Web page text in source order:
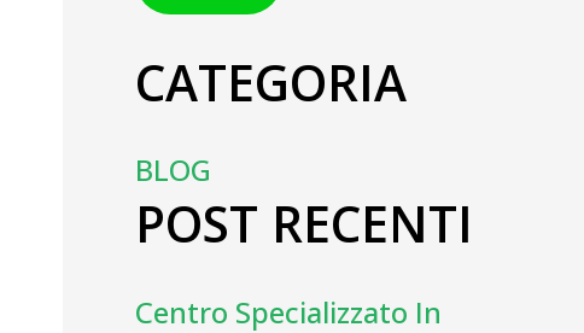
CATEGORIA
BLOG
POST RECENTI
Centro Specializzato In